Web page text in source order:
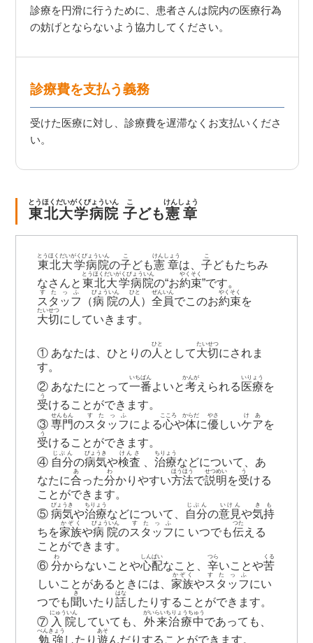
診療を円滑に行うために、患者さんは院内の医療行為
の妨げとならないよう協力してください。
診療費を支払う義務
受けた医療に対し、診療費を遅滞なくお支払いくださ
い。
東北大学病院
とうほくだいがくびょういん
子
こ
ども憲章
けんしょう
東北大学病院
とうほくだいがくびょういん
の子
こ
ども憲章
けんしょう
は、子
こ
どもたちみ
なさんと 東北大学病院
とうほくだいがくびょういん
の“お約束
やくそく
”です。
スタッフ
すたっふ
（病院
びょういん
の 人
ひと
）全員
ぜんいん
でこのお約束
やくそく
を
大切
たいせつ
にしていきます。
① あなたは、ひとりの 人
ひと
として大切
たいせつ
にされま
す。
② あなたにとって一番
いちばん
よいと考
かんが
えられる 医療
いりょう
を
受
う
けることができます。
③専門
せんもん
のスタッフ
すたっふ
による心
こころ
や体
からだ
に優
やさ
しいケア
けあ
を
受
う
けることができます。
④ 自分
じぶん
の病気
びょうき
や検査
けんさ
、治療
ちりょう
などについて、あ
なたに合
あ
った分
わ
かりやすい方法
ほうほう
で説明
せつめい
を受
う
ける
ことができます。
⑤病気
びょうき
や治療
ちりょう
などについて、 自分
じぶん
の意見
いけん
や気持
きも
ちを家族
かぞく
や病院
びょういん
のスタッフ
すたっふ
に いつでも伝
つた
える
ことができます。
⑥分
わ
からないことや心配
しんぱい
なこと、辛
つら
いことや苦
くる
しいことがあるときには、家族
かぞく
やスタッフ
すたっふ
にい
つでも 聞
き
いたり話
はな
したりすることができます。
⑦ 入院
にゅういん
していても、 外来治療中
がいらいちりょうちゅう
であっても、
勉強
べんきょう
したり遊
あそ
んだりすることができます。